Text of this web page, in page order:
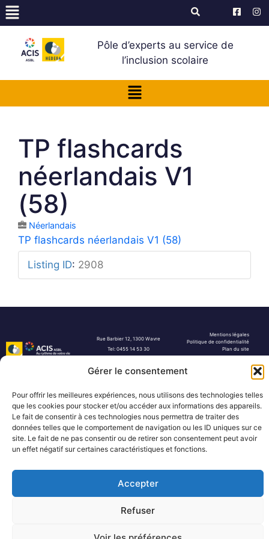
Gérer le consentement
Pour offrir les meilleures expériences, nous utilisons des technologies telles
que les cookies pour stocker et/ou accéder aux informations des appareils.
Le fait de consentir à ces technologies nous permettra de traiter des
données telles que le comportement de navigation ou les ID uniques sur ce
site. Le fait de ne pas consentir ou de retirer son consentement peut avoir
un effet négatif sur certaines caractéristiques et fonctions.
Accepter
Refuser
Pôle d’experts au service de
l’inclusion scolaire
TP flashcards
néerlandais V1
(58)
Néerlandais
TP flashcards néerlandais V1 (58)
Listing ID: 2908
Rue Barbier 12, 1300 Wavre
Tel: 0455 14 53 30
Mentions légales
Politique de confidentialité
Plan du site